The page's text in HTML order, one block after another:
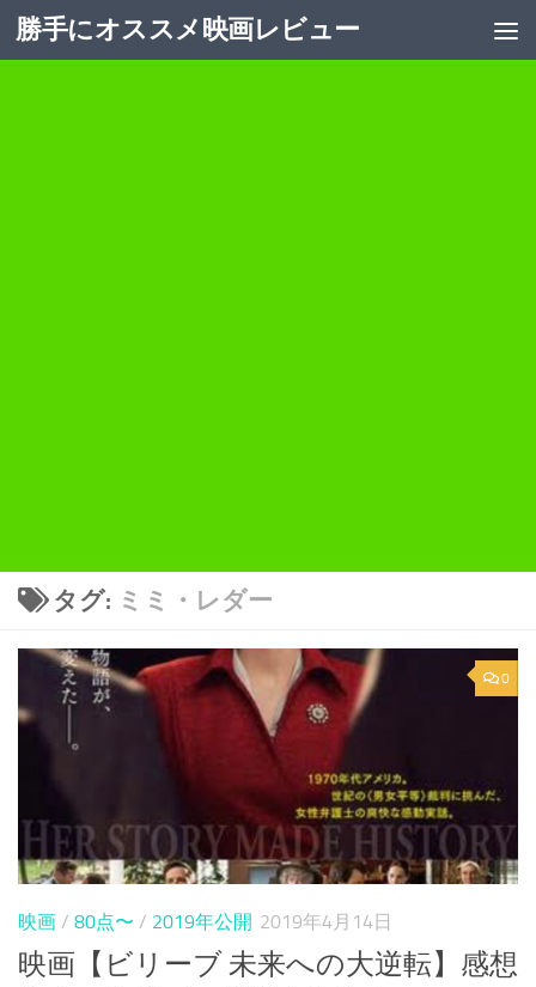
コンテンツへスキップ
勝手にオススメ映画レビュー
タグ: ミミ・レダー
0
映画 / 80点〜 / 2019年公開 2019年4月14日
映画【ビリーブ 未来への大逆転】感想